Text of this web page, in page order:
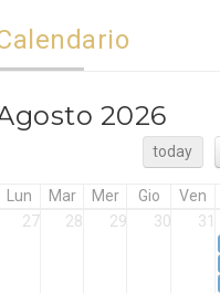
2026
today
Lun Mar Mer Gio Ven
27
28 29 30 31